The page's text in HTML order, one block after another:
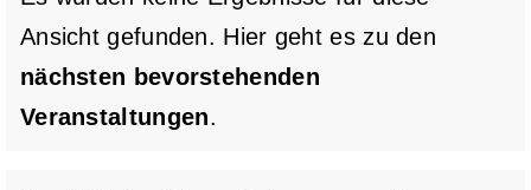
Hinweis
Ansicht gefunden. Hier geht es zu den
nächsten bevorstehenden
Veranstaltungen.